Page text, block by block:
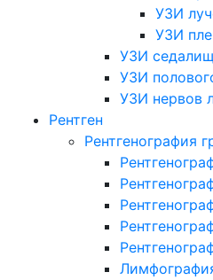
УЗИ
УЗИ
УЗИ
УЗИ
УЗИ нервов
Рентген
Рентгенография